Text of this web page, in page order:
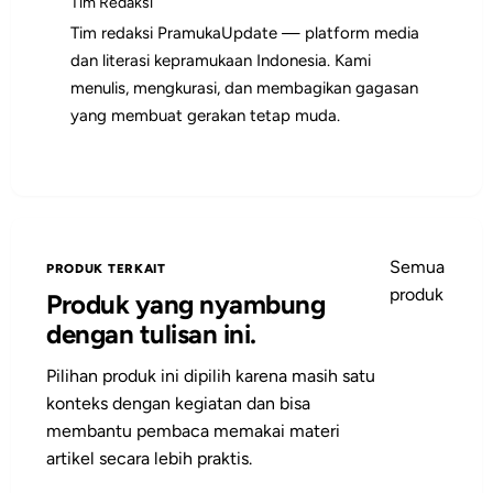
Tim redaksi PramukaUpdate — platform media
dan literasi kepramukaan Indonesia. Kami
menulis, mengkurasi, dan membagikan gagasan
yang membuat gerakan tetap muda.
PRODUK TERKAIT
Produk yang nyambung
dengan tulisan ini.
Pilihan produk ini dipilih karena masih satu
konteks dengan kegiatan dan bisa
membantu pembaca memakai materi
artikel secara lebih praktis.
Semua
produk